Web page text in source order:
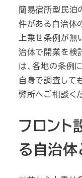
簡易宿所型民泊
件がある自治体
上乗せ条例が無
治体で開業を検
は、各地の条例
自身で調査して
弊所へご相談く
フロント
る自治